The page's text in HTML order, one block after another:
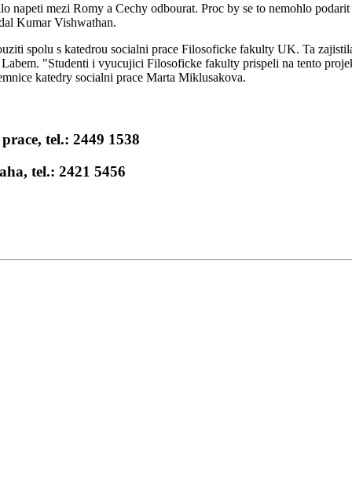
napeti mezi Romy a Cechy odbourat. Proc by se to nemohlo
Kumar Vishwathan.
spolu s katedrou socialni prace Filosoficke fakulty UK. Ta
"Studenti i vyucujici Filosoficke fakulty prispeli na tento
katedry socialni prace Marta Miklusakova.
tel.: 2449 1538
tel.: 2421 5456